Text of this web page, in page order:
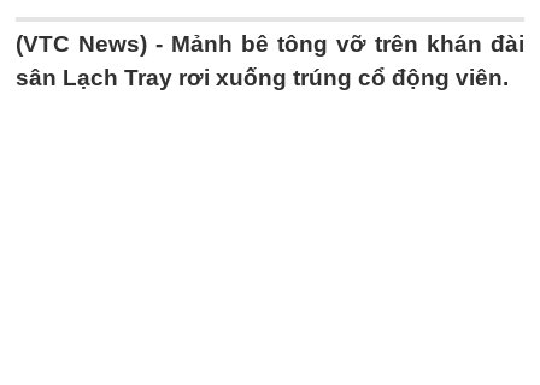
(VTC News) - Mảnh bê tông vỡ trên khán đài
sân Lạch Tray rơi xuống trúng cổ động viên.